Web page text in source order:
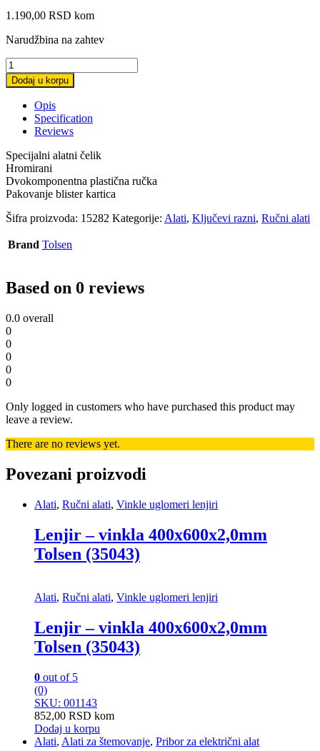
1.190,00 RSD kom
Narudžbina na zahtev
Ključ
univerzalni
Tolsen
(15282)
32mm
quantity
Dodaj u korpu
Opis
Specification
Reviews
Specijalni alatni čelik
Hromirani
Dvokomponentna plastična ručka
Pakovanje blister kartica
Šifra proizvoda: 15282 Kategorije: Alati, Ključevi razni, Ručni alati
Brand Tolsen
Based on 0 reviews
0.0 overall
0
0
0
0
0
Only logged in customers who have purchased this product may
leave a review.
There are no reviews yet.
Povezani proizvodi
Alati, Ručni alati, Vinkle uglomeri lenjiri
Lenjir – vinkla 400x600x2,0mm
Tolsen (35043)
Alati, Ručni alati, Vinkle uglomeri lenjiri
Lenjir – vinkla 400x600x2,0mm
Tolsen (35043)
0 out of 5
(0)
SKU: 001143
852,00 RSD kom
Dodaj u korpu
Alati, Alati za štemovanje, Pribor za električni alat